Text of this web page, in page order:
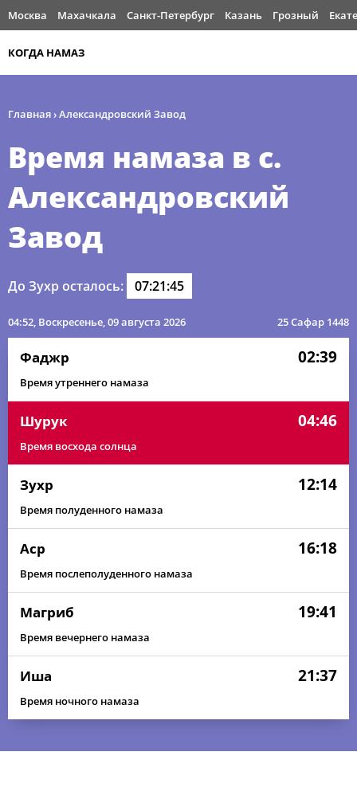
Москва Махачкала Санкт-Петербург Казань Грозный
КОГДА НАМАЗ
Главная›Александровский Завод
Время намаза в с.
Александровский
Завод
До Зухр осталось: 07:21:45
04:52, Воскресенье, 09 августа 2026 25 Сафар 1448
Фаджр 02:39
Время утреннего намаза
Шурук 04:46
Время восхода солнца
Зухр 12:14
Время полуденного намаза
Аср 16:18
Время послеполуденного намаза
Магриб 19:41
Время вечернего намаза
Иша 21:37
Время ночного намаза